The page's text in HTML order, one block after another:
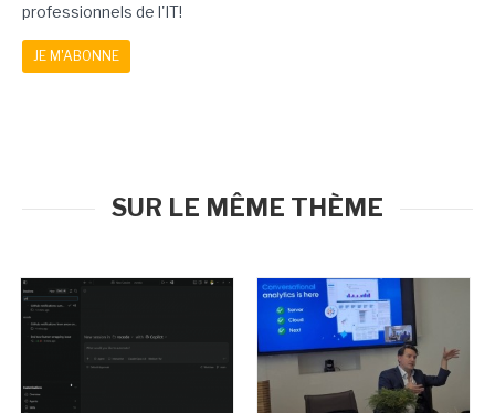
professionnels de l'IT!
JE M'ABONNE
SUR LE MÊME THÈME